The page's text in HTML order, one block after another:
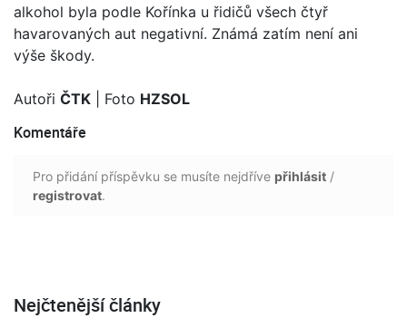
alkohol byla podle Kořínka u řidičů všech čtyř
havarovaných aut negativní. Známá zatím není ani
výše škody.
Autoři ČTK | Foto HZSOL
Komentáře
Pro přidání příspěvku se musíte nejdříve přihlásit /
registrovat.
Nejčtenější články